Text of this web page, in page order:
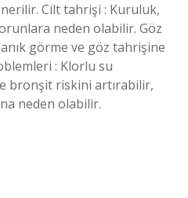
Cilt tahrişi : Kuruluk,
neden olabilir. Göz
görme ve göz tahrişine
: Klorlu su
bronşit riskini artırabilir,
neden olabilir.